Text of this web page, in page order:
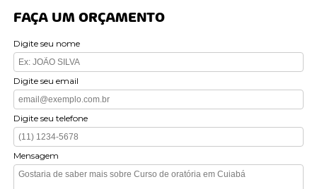
FAÇA UM ORÇAMENTO
Digite seu nome
Digite seu email
Digite seu telefone
Mensagem